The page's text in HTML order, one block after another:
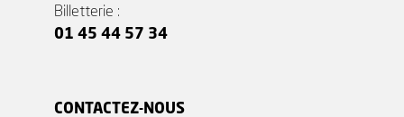
Billetterie :
01 45 44 57 34
CONTACTEZ-NOUS